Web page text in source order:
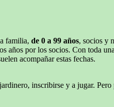
familia, de 0 a 99 años, socios y
años por los socios. Con toda
acompañar estas fechas.
inscribirse y a jugar.